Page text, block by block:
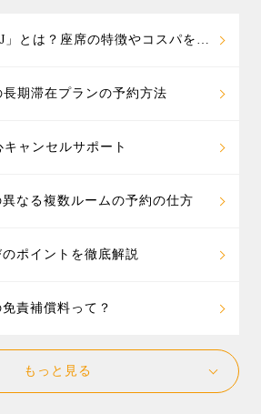
旅行もカスタマイズでき、お好み
」とは？座席の特徴やコスパを解
期滞在プランの予約方法
ャンセルサポート
なる複数ルームの予約の仕方
ポイントを徹底解説
責補償料って？
もっと見る